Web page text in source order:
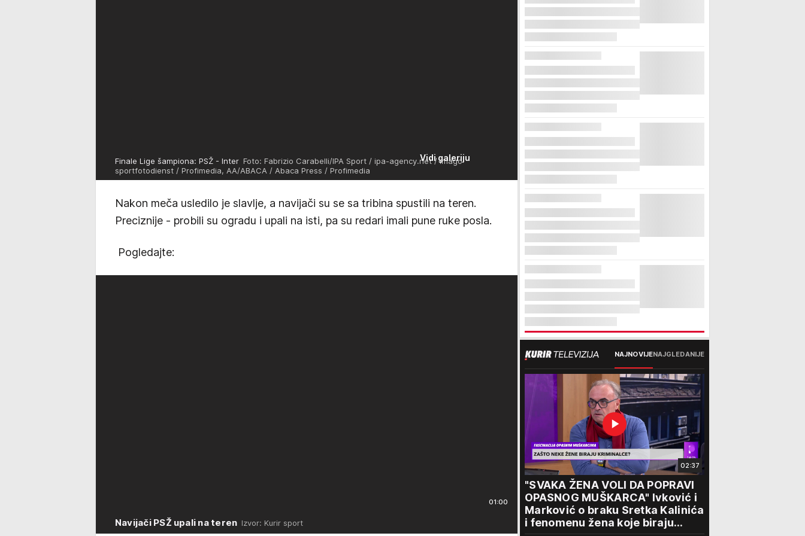
Vidi galeriju
Finale Lige šampiona: PSŽ - Inter Foto: Fabrizio Carabelli/IPA Sport / ipa-agency.net / imago
sportfotodienst / Profimedia, AA/ABACA / Abaca Press / Profimedia
Nakon meča usledilo je slavlje, a navijači su se sa tribina spustili na teren.
Preciznije - probili su ogradu i upali na isti, pa su redari imali pune ruke posla.
Pogledajte:
01:00
Navijači PSŽ upali na teren Izvor: Kurir sport
NAJNOVIJENAJGLEDANIJE
02:37
"SVAKA ŽENA VOLI DA POPRAVI
OPASNOG MUŠKARCA" Ivković i
Marković o braku Sretka Kalinića
i fenomenu žena koje biraju